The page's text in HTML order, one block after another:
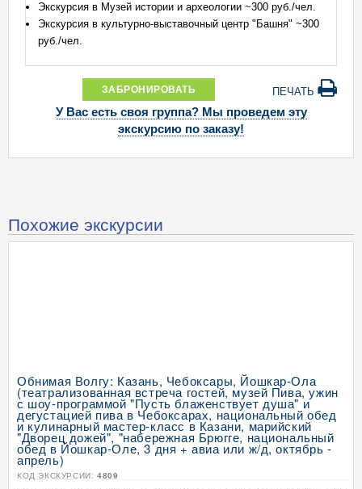
Экскурсия в Музей истории и археологии ~300 руб./чел.
Экскурсия в культурно-выставочный центр "Башня" ~300
руб./чел.
ЗАБРОНИРОВАТЬ ПЕЧАТЬ
У Вас есть своя группа? Мы проведем эту
экскурсию по заказу!
Похожие экскурсии
Обнимая Волгу: Казань, Чебоксары, Йошкар-Ола
(театрализованная встреча гостей, музей Пива, ужин
с шоу-программой "Пусть блаженствует душа" и
дегустацией пива в Чебоксарах, национальный обед
и кулинарный мастер-класс в Казани, марийский
"Дворец дожей", "набережная Брюгге, национальный
обед в Йошкар-Оле, 3 дня + авиа или ж/д, октябрь -
апрель)
КОД ЭКСКУРСИИ: 4809